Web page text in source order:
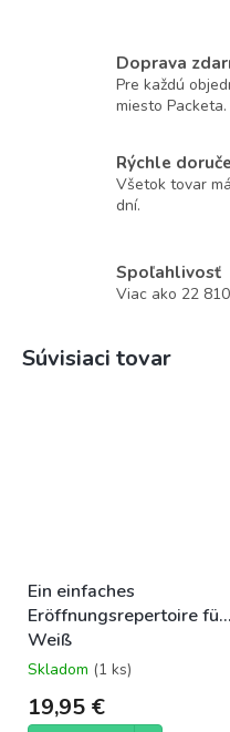
Doprava
Pre každú
miesto Packeta.
Rýchle
Všetok tovar
dní.
Spoľahlivosť
Viac ako 22
Súvisiaci tovar
Ein einfaches
Eröffnungsrepertoire für
Weiß
Skladom (1 ks)
19,95 €